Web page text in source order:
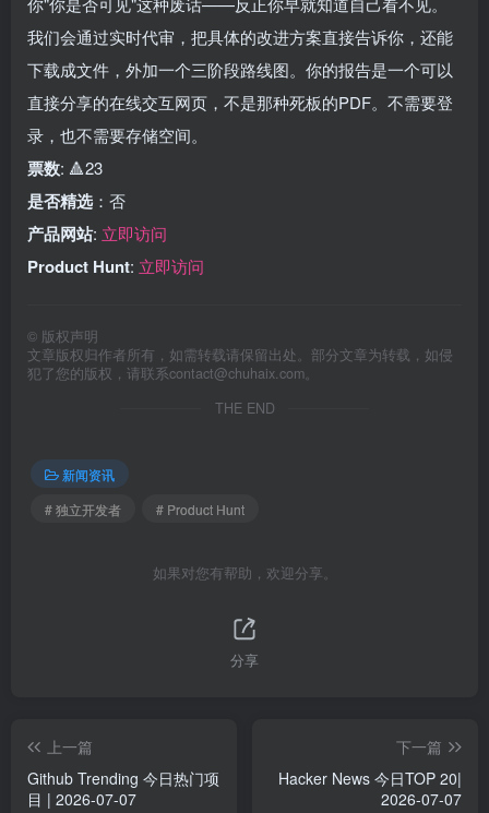
我们会通过实时代审，把具体的改进方案直接告诉你，还能
下载成文件，外加一个三阶段路线图。你的报告是一个可以
直接分享的在线交互网页，不是那种死板的PDF。不需要登
录，也不需要存储空间。
票数: 🔺23
是否精选 ：否
产品网站: 立即访问
Product Hunt: 立即访问
© 版权声明
文章版权归作者所有，如需转载请保留出处。部分文章为转载，如侵
犯了您的版权，请联系contact@chuhaix.com。
THE END
新闻资讯
# 独立开发者
# Product Hunt
如果对您有帮助，欢迎分享。
分享
上一篇
Github Trending 今日热门项
目 | 2026-07-07
下一篇
Hacker News 今日TOP 20|
2026-07-07